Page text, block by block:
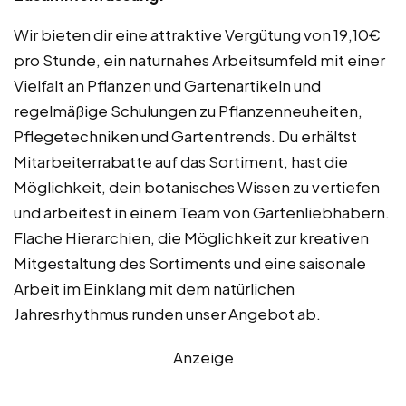
Wir bieten dir eine attraktive Vergütung von 19,10€
pro Stunde, ein naturnahes Arbeitsumfeld mit einer
Vielfalt an Pflanzen und Gartenartikeln und
regelmäßige Schulungen zu Pflanzenneuheiten,
Pflegetechniken und Gartentrends. Du erhältst
Mitarbeiterrabatte auf das Sortiment, hast die
Möglichkeit, dein botanisches Wissen zu vertiefen
und arbeitest in einem Team von Gartenliebhabern.
Flache Hierarchien, die Möglichkeit zur kreativen
Mitgestaltung des Sortiments und eine saisonale
Arbeit im Einklang mit dem natürlichen
Jahresrhythmus runden unser Angebot ab.
Anzeige